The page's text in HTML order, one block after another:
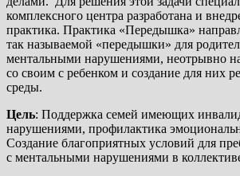
комплексного центра разработана и
практика. Практика «Передышка»
так называемой «передышки» для
ментальными нарушениями, неотрывно
со своим с ребенком и создание для них
среды.
Цель: Поддержка семей имеющих
нарушениями, профилактика
Создание благоприятных условий для
с ментальными нарушениями в